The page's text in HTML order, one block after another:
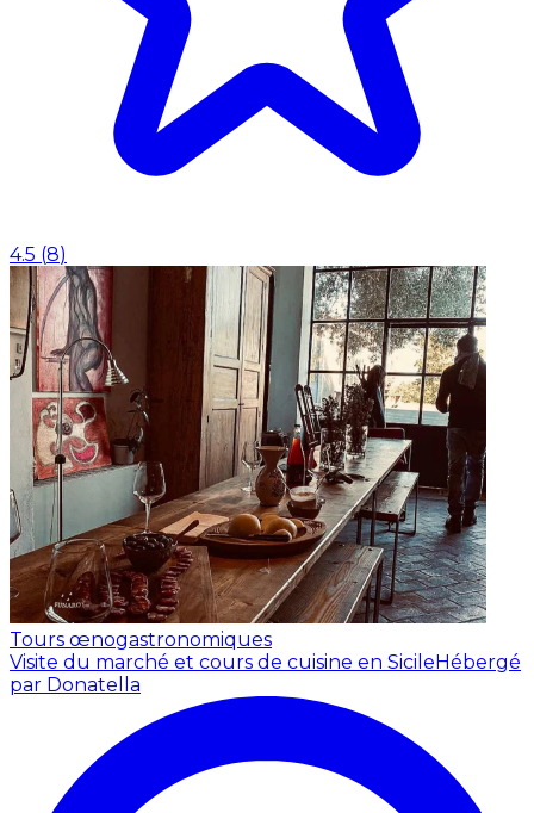
4.5 (8)
Tours œnogastronomiques
Visite du marché et cours de cuisine en SicileHébergé
par Donatella